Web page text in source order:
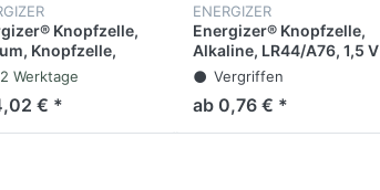
Knopfzelle,
Knopfzelle,
3 V, 620 mAh (2
Werktage
€ *
ENERGIZER
Energizer® Knopfzelle,
Alkaline, LR44/A76, 1,5 V
(2 Stück)
Vergriffen
ab 0,76 € *